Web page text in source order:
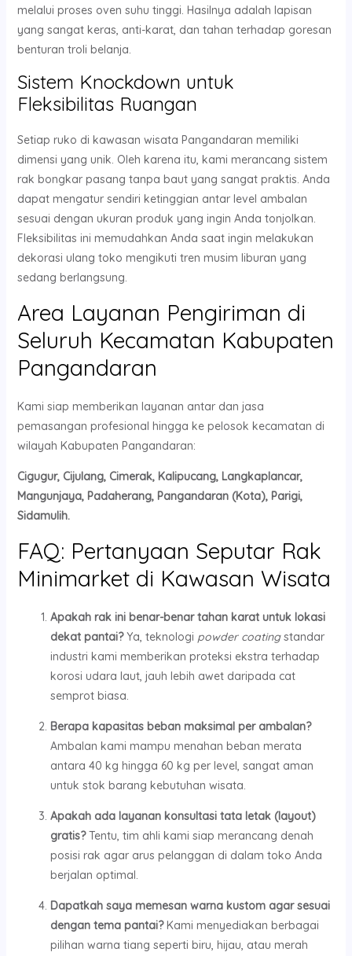
melalui proses oven suhu tinggi. Hasilnya adalah lapisan
yang sangat keras, anti-karat, dan tahan terhadap goresan
benturan troli belanja.
Sistem Knockdown untuk
Fleksibilitas Ruangan
Setiap ruko di kawasan wisata Pangandaran memiliki
dimensi yang unik. Oleh karena itu, kami merancang sistem
rak bongkar pasang tanpa baut yang sangat praktis. Anda
dapat mengatur sendiri ketinggian antar level ambalan
sesuai dengan ukuran produk yang ingin Anda tonjolkan.
Fleksibilitas ini memudahkan Anda saat ingin melakukan
dekorasi ulang toko mengikuti tren musim liburan yang
sedang berlangsung.
Area Layanan Pengiriman di
Seluruh Kecamatan Kabupaten
Pangandaran
Kami siap memberikan layanan antar dan jasa
pemasangan profesional hingga ke pelosok kecamatan di
wilayah Kabupaten Pangandaran:
Cigugur, Cijulang, Cimerak, Kalipucang, Langkaplancar,
Mangunjaya, Padaherang, Pangandaran (Kota), Parigi,
Sidamulih.
FAQ: Pertanyaan Seputar Rak
Minimarket di Kawasan Wisata
Apakah rak ini benar-benar tahan karat untuk lokasi
dekat pantai?Ya, teknologi powder coatingstandar
industri kami memberikan proteksi ekstra terhadap
korosi udara laut, jauh lebih awet daripada cat
semprot biasa.
Berapa kapasitas beban maksimal per ambalan?
Ambalan kami mampu menahan beban merata
antara 40 kg hingga 60 kg per level, sangat aman
untuk stok barang kebutuhan wisata.
Apakah ada layanan konsultasi tata letak (layout)
gratis?Tentu, tim ahli kami siap merancang denah
posisi rak agar arus pelanggan di dalam toko Anda
berjalan optimal.
Dapatkah saya memesan warna kustom agar sesuai
dengan tema pantai?Kami menyediakan berbagai
pilihan warna tiang seperti biru, hijau, atau merah